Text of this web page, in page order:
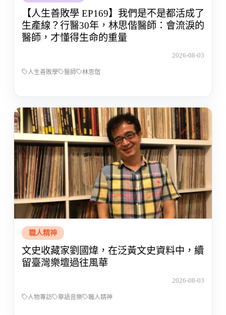
【人生善敗學 EP169】我們是不是都活成了
生產線？行醫30年，林思偕醫師：會流淚的
醫師，才懂得生命的重量
2026-08-03
人生善敗學 醫師 林思偕
職人精神
文史收藏家劉國煒，在泛黃文史資料中，續
留臺灣樂壇過往風華
2026-08-03
人物專訪 華語音樂 職人精神